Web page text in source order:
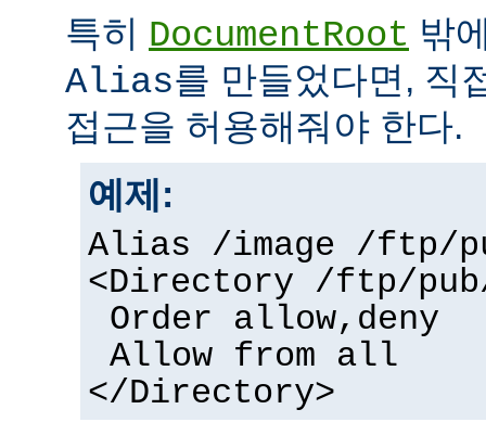
특히 DocumentRoot 밖
Alias를 만들었다면, 직
접근을 허용해줘야 한다.
예제:
Alias /image /ftp/
<Directory /ftp/pub/
Order allow,deny
Allow from all
</Directory>